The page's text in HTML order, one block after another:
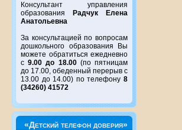
Консультант управления
образования
Радчук Елена
Анатольевна
За консультацией по вопросам
дошкольного образования Вы
можете обратиться ежедневно
с9.00 до 18.00(по пятницам
до 17.00, обеденный перерыв с
13.00 до 14.00) по телефону 8
(34260) 41572
«Детский телефон доверия»